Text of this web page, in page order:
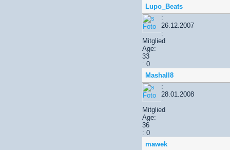
Lupo_Beats
:
26.12.2007
:
Mitglied
Age:
33
: 0
Mashall8
:
28.01.2008
:
Mitglied
Age:
36
: 0
mawek